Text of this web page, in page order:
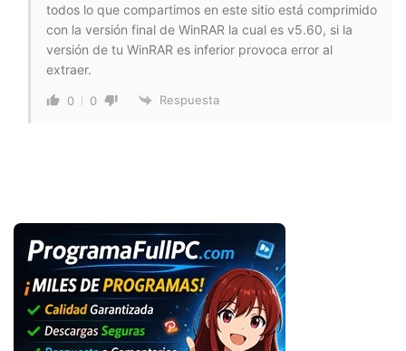
todos lo que compartimos en este sitio está comprimido
con la versión final de WinRAR la cual es v5.60, si la
versión de tu WinRAR es inferior provoca error al
extraer.
0 0 Respuesta